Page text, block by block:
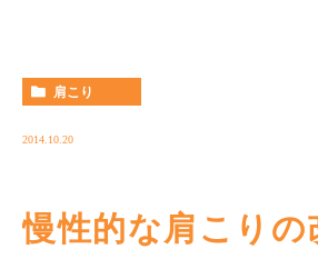
肩こり
2014.10.20
慢性的な肩こりの